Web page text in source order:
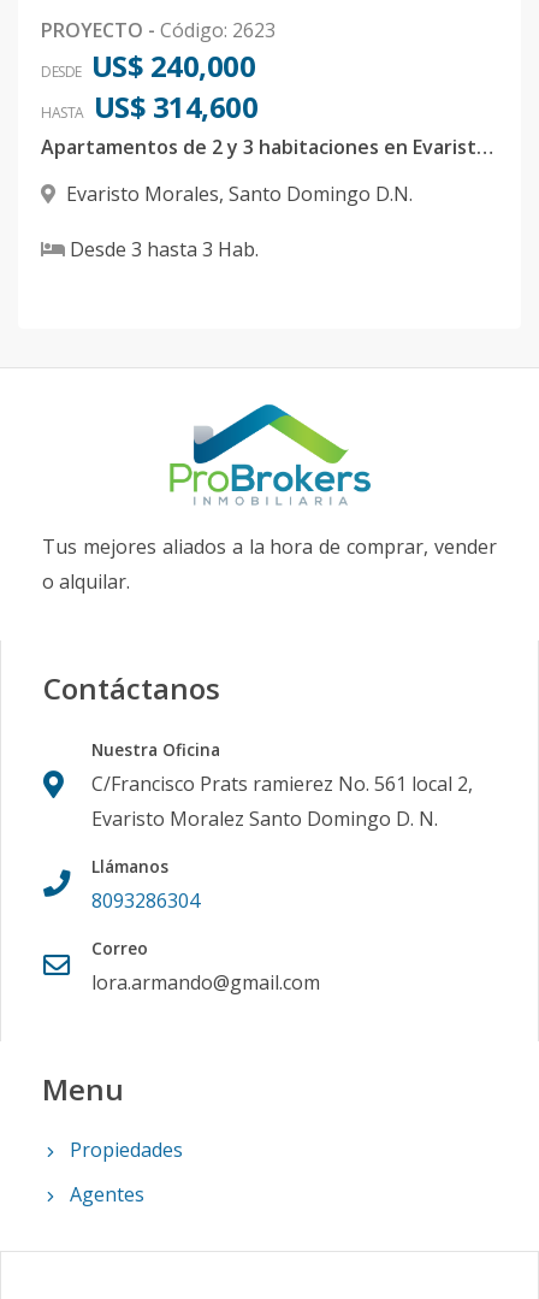
PROYECTO - Código: 2623
DESDE US$ 240,000
HASTA US$ 314,600
Apartamentos de 2 y 3 habitaciones en Evaristo Morales
Evaristo Morales, Santo Domingo D.N.
Desde 3 hasta 3 Hab.
Tus mejores aliados a la hora de comprar, vender
o alquilar.
Contáctanos
Nuestra Oficina
C/Francisco Prats ramierez No. 561 local 2,
Evaristo Moralez Santo Domingo D. N.
Llámanos
8093286304
Correo
lora.armando@gmail.com
Menu
Propiedades
Agentes